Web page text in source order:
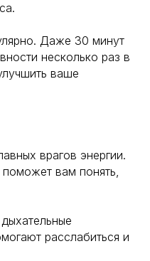
Даже 30 минут
несколько раз в
ваше
врагов энергии.
вам понять,
расслабиться и